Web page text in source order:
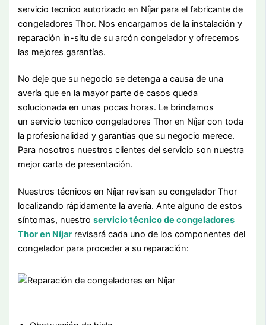
servicio tecnico autorizado en Níjar para el fabricante de
congeladores Thor. Nos encargamos de la instalación y
reparación in-situ de su arcón congelador y ofrecemos
las mejores garantías.
No deje que su negocio se detenga a causa de una
avería que en la mayor parte de casos queda
solucionada en unas pocas horas. Le brindamos
un servicio tecnico congeladores Thor en Níjar con toda
la profesionalidad y garantías que su negocio merece.
Para nosotros nuestros clientes del servicio son nuestra
mejor carta de presentación.
Nuestros técnicos en Níjar revisan su congelador Thor
localizando rápidamente la avería. Ante alguno de estos
síntomas, nuestroservicio técnico de congeladores
Thor en Níjar revisará cada uno de los componentes del
congelador para proceder a su reparación: